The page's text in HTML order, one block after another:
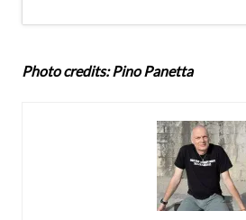
Photo credits: Pino Panetta